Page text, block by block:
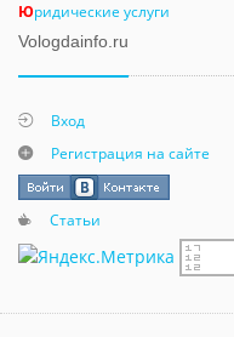
Юридические услуги
Vologdainfo.ru
Вход
Регистрация на сайте
Статьи